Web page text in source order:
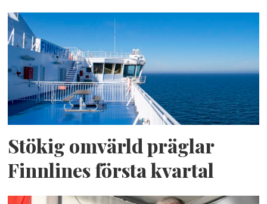
Stökig omvärld präglar
Finnlines första kvartal